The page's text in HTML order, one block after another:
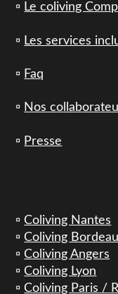
▫️ Le coliving
▫️ Les services
▫️ Faq
▫️ Nos
▫️ Presse
▫️Coliving Nantes
▫️Coliving
▫️Coliving Angers
▫️Coliving Lyon
▫️Coliving Paris /